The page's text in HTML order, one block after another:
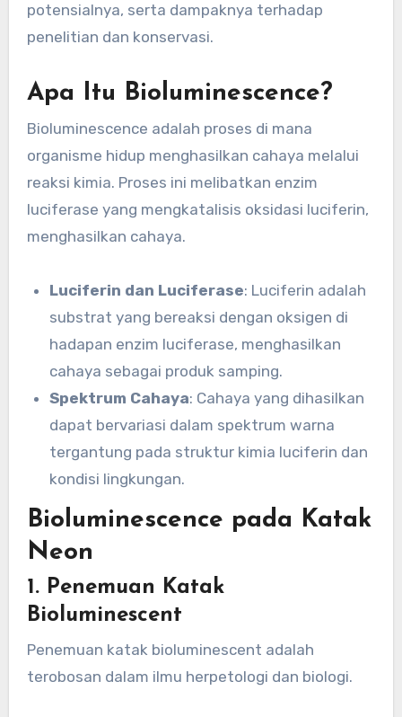
potensialnya, serta dampaknya terhadap
penelitian dan konservasi.
Apa Itu Bioluminescence?
Bioluminescence adalah proses di mana
organisme hidup menghasilkan cahaya melalui
reaksi kimia. Proses ini melibatkan enzim
luciferase yang mengkatalisis oksidasi luciferin,
menghasilkan cahaya.
Luciferin dan Luciferase: Luciferin adalah
substrat yang bereaksi dengan oksigen di
hadapan enzim luciferase, menghasilkan
cahaya sebagai produk samping.
Spektrum Cahaya: Cahaya yang dihasilkan
dapat bervariasi dalam spektrum warna
tergantung pada struktur kimia luciferin dan
kondisi lingkungan.
Bioluminescence pada Katak
Neon
1. Penemuan Katak
Bioluminescent
Penemuan katak bioluminescent adalah
terobosan dalam ilmu herpetologi dan biologi.